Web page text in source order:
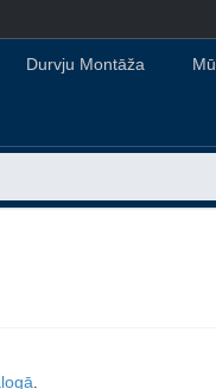
Durvju Montāža
.